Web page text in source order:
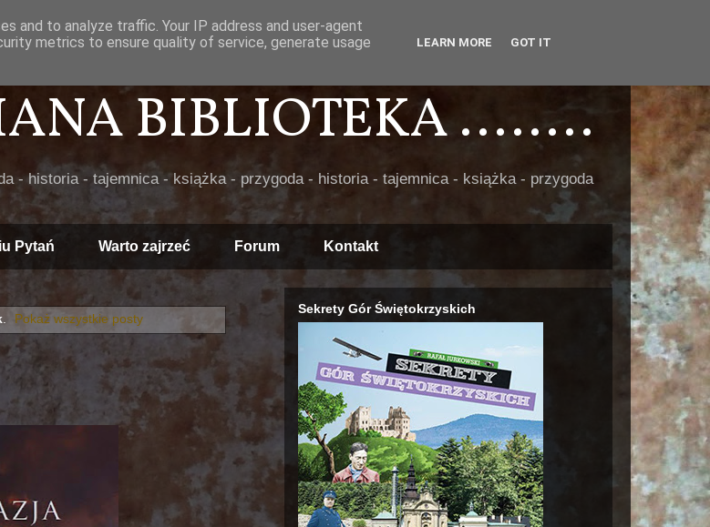
BIBLIOTEKA ........
- historia - tajemnica - książka - przygoda - historia - tajemnica - książka - przygoda
Pytań Warto zajrzeć Forum Kontakt
. Pokaż wszystkie posty
Sekrety Gór Świętokrzyskich
and to analyze traffic. Your IP address and user-agent
metrics to ensure quality of service, generate usage
LEARN MORE GOT IT